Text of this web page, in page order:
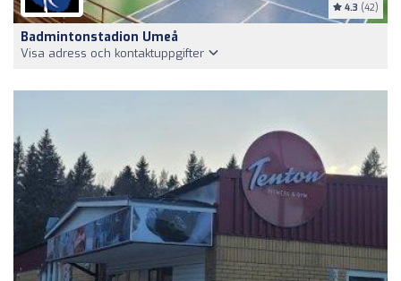
4.3 (42)
Badmintonstadion Umeå
Visa adress och kontaktuppgifter